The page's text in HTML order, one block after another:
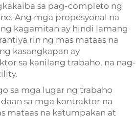
sa pag-completo ng
Ang mga propesyonal na
kagamitan ay hindi lamang
rin ng mas mataas na
kasangkapan ay
sa kanilang trabaho, na nag-
sa mga lugar ng trabaho
sa mga kontraktor na
mataas na katumpakan at